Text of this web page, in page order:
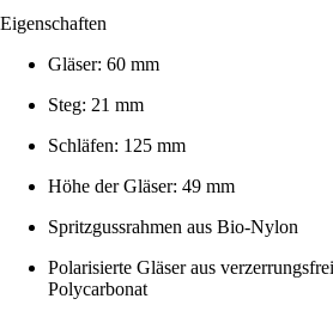
Eigenschaften
Gläser: 60 mm
Steg: 21 mm
Schläfen: 125 mm
Höhe der Gläser: 49 mm
Spritzgussrahmen aus Bio-Nylon
Polarisierte Gläser aus
Polycarbonat